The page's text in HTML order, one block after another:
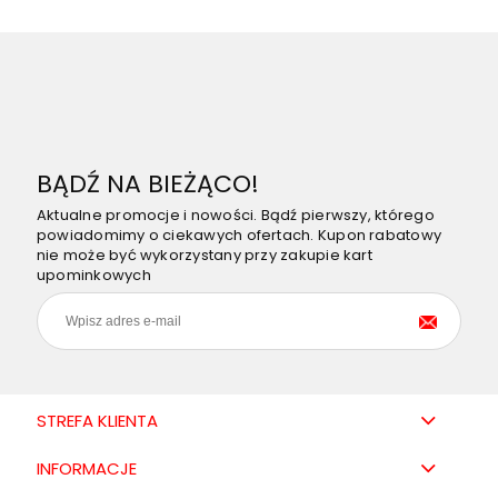
BĄDŹ NA BIEŻĄCO!
Aktualne promocje i nowości. Bądź pierwszy, którego
powiadomimy o ciekawych ofertach. Kupon rabatowy
nie może być wykorzystany przy zakupie kart
upominkowych
STREFA KLIENTA
INFORMACJE